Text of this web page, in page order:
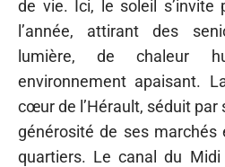
de vie. Ici, le soleil s’invite
l’année, attirant des
lumière, de chaleur
environnement apaisant.
cœur de l’Hérault, séduit par
générosité de ses
quartiers. Le canal du Midi